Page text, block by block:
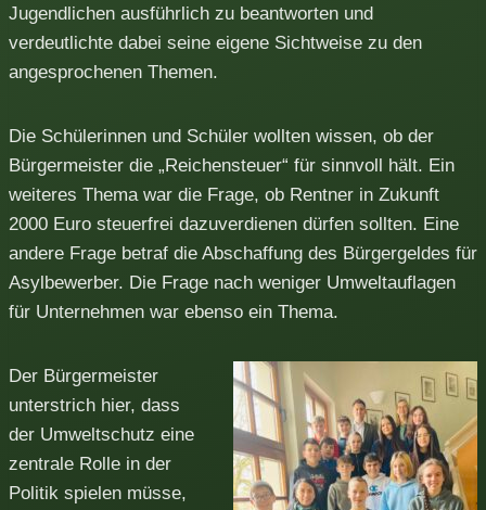
Jugendlichen ausführlich zu beantworten und
verdeutlichte dabei seine eigene Sichtweise zu den
angesprochenen Themen.
Die Schülerinnen und Schüler wollten wissen, ob der
Bürgermeister die „Reichensteuer“ für sinnvoll hält. Ein
weiteres Thema war die Frage, ob Rentner in Zukunft
2000 Euro steuerfrei dazuverdienen dürfen sollten. Eine
andere Frage betraf die Abschaffung des Bürgergeldes für
Asylbewerber. Die Frage nach weniger Umweltauflagen
für Unternehmen war ebenso ein Thema.
Der Bürgermeister
unterstrich hier, dass
der Umweltschutz eine
zentrale Rolle in der
Politik spielen müsse,